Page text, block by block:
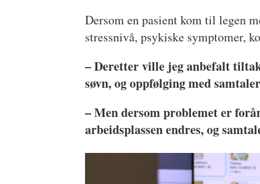
Dersom en pasient kom til legen
stressnivå, psykiske symptomer,
– Deretter ville jeg anbefalt
søvn, og oppfølging med
– Men dersom problemet er
arbeidsplassen endres, og